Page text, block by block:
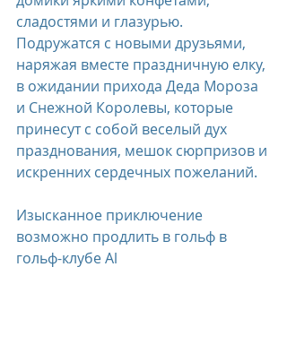
сладостями и глазурью.
Подружатся с новыми друзьями,
наряжая вместе праздничную елку,
в ожидании прихода Деда Мороза
и Снежной Королевы, которые
принесут с собой веселый дух
празднования, мешок сюрпризов и
искренних сердечных пожеланий.
Изысканное приключение
возможно продлить в гольф в
гольф-клубе Al